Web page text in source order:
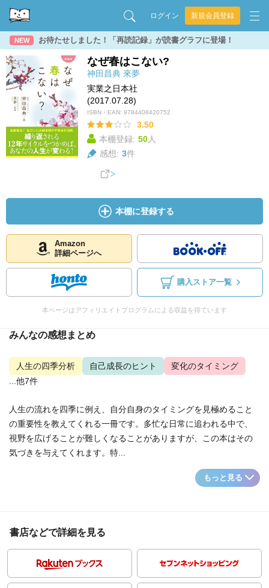
ログイン 新規会員登録
NEW お待たせしました！「再読記録」が読書グラフに登場！
なぜ春はこない?
神田昌典 來夢
実業之日本社
(2017.07.28)
ISBN・EAN: 9784408420752
3.50
本棚登録: 50人
感想: 3件
本棚に登録する
Amazon
詳細ページへ
購入ストア一覧
本ページはアフィリエイトプログラムによる収益を得ています
みんなの感想まとめ
人生の四季分析 自己成長のヒント
変化のタイミング
...他7件
人生の流れを四季に例え、自分自身のタイミングを見極めること
の重要性を教えてくれる一冊です。多忙な日常に追われる中で、
視野を広げることが難しくなることがありますが、この本はその
気づきを与えてくれます。特...
もっと見る
書店などで詳細を見る